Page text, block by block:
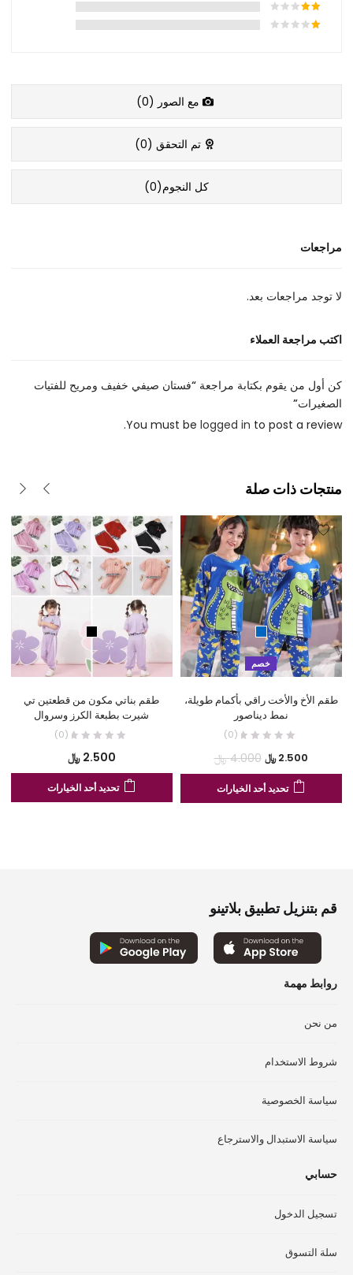
مع الصور (0
)
تم التحقق (0
)
كل النجوم(0
)
مراجعات
لا توجد مراجعات بعد.
اكتب مراجعة العملاء
كن أول من يقوم بكتابة مراجعة “فستان صيفي خفيف ومريح للفتيات
الصغيرات”
You must be logged in to post a review.
منتجات ذات صلة
طقم بناتي مكون من قطعتين تي
شيرت بطبعة الكرز وسروال
(0)
2.500 ﷼
تحديد أحد الخيارات
خصم
طقم الأخ والأخت راقي بأكمام طويلة،
نمط ديناصور
(0)
2.500 ﷼السعر
الحالي
هو:
4.000 ﷼السعر
الأصلي
تحديد أحد الخيارات
العديد
الخيارات
على
قم بتنزيل تطبيق بلاتينو
روابط مهمة
من نحن
شروط الاستخدام
سياسة الخصوصية
سياسة الاستبدال والاسترجاع
حسابي
تسجيل الدخول
سلة التسوق